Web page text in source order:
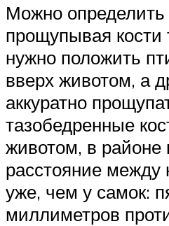
Можно определить
прощупывая кости
нужно положить
вверх животом, а
аккуратно
тазобедренные
животом, в районе
расстояние между
уже, чем у самок:
миллиметров